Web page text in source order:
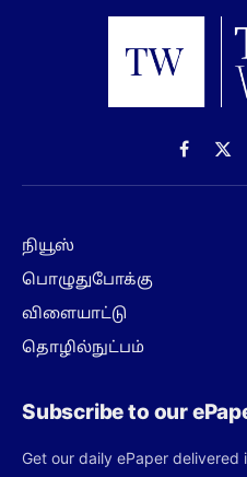
Facebook
X
நியூஸ்
பொழுதுபோக்கு
விளையாட்டு
தொழில்நுட்பம்
Subscribe to our
Get our daily ePaper delivered